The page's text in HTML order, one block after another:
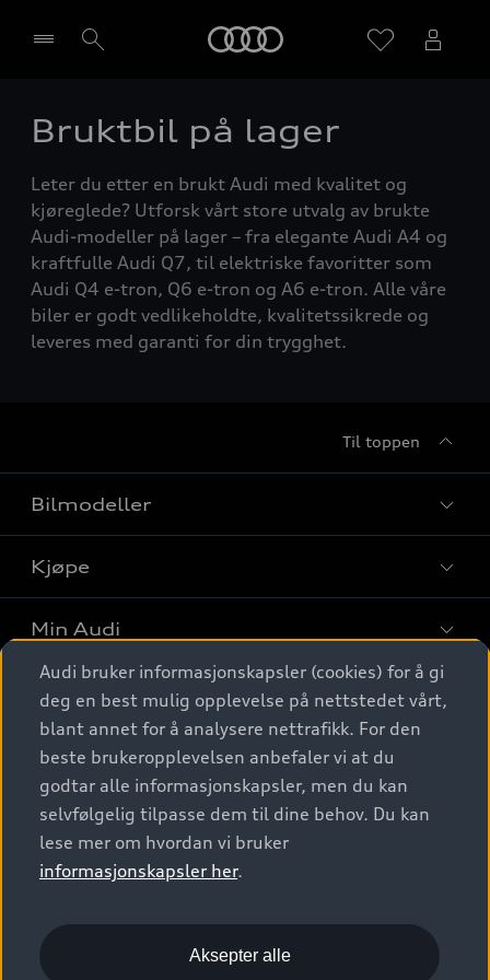
Velg forhandler
Bruktbil på lager
Leter du etter en brukt Audi med kvalitet og
kjøreglede? Utforsk vårt store utvalg av brukte
Audi-modeller på lager – fra elegante Audi A4 og
kraftfulle Audi Q7, til elektriske favoritter som
Audi Q4 e-tron, Q6 e-tron og A6 e-tron. Alle våre
biler er godt vedlikeholdte, kvalitetssikrede og
leveres med garanti for din trygghet.
Til toppen
Bilmodeller
Finn din Audi
Sammenlign bilmodeller
Elbiler
SUV
Stasjonsvogn
Sportback
S/RS
Konseptbiler og prototyper
Kjøpe
Kjøpshjelp
Biler på lager
Finn forhandler
Bestill prøvekjøring
Kontakt forhandler
Bilgarantier
Min Audi
Behold nybilfølelsen
Audi Originalt tilbehør
Verkstedtjenester
Digitale tjenester
Audi digitale tjenester
Audi connect
Functions on demand
Kom i gang med myAudi
Audi Norge
Kundeservice
Audi Driving Experience
© 2026 AUDI NORGE. All Rights Reserved.
Imprint
Audi bruker informasjonskapsler (cookies) for å gi
deg en best mulig opplevelse på nettstedet vårt,
blant annet for å analysere nettrafikk. For den
beste brukeropplevelsen anbefaler vi at du
godtar alle informasjonskapsler, men du kan
selvfølgelig tilpasse dem til dine behov. Du kan
lese mer om hvordan vi bruker
informasjonskapsler her.
Aksepter alle